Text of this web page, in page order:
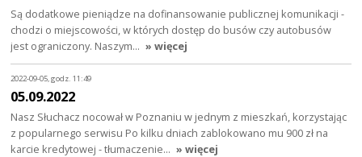
Są dodatkowe pieniądze na dofinansowanie publicznej komunikacji -
chodzi o miejscowości, w których dostęp do busów czy autobusów
jest ograniczony. Naszym… » więcej
2022-09-05, godz. 11:49
05.09.2022
Nasz Słuchacz nocował w Poznaniu w jednym z mieszkań, korzystając
z popularnego serwisu Po kilku dniach zablokowano mu 900 zł na
karcie kredytowej - tłumaczenie… » więcej